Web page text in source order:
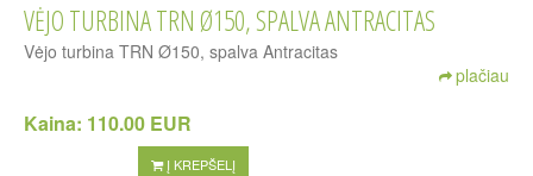
VĖJO TURBINA TRN Ø150, SPALVA ANTRACITAS
Vėjo turbina TRN Ø150, spalva Antracitas
plačiau
Kaina: 110.00 EUR
Į KREPŠELĮ